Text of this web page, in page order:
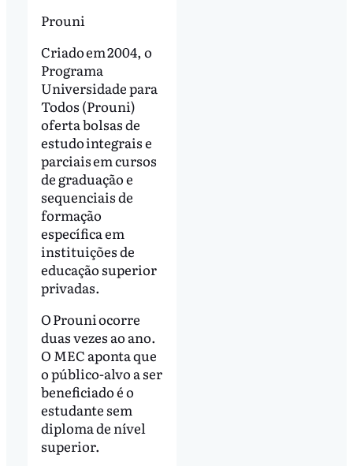
Prouni
Criado em 2004, o
Programa
Universidade para
Todos (Prouni)
oferta bolsas de
estudo integrais e
parciais em cursos
de graduação e
sequenciais de
formação
específica em
instituições de
educação superior
privadas.
O Prouni ocorre
duas vezes ao ano.
O MEC aponta que
o público-alvo a ser
beneficiado é o
estudante sem
diploma de nível
superior.